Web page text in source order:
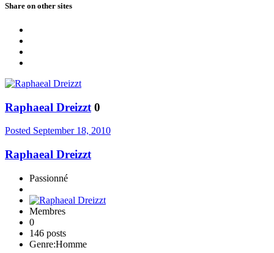
Share on other sites
Raphaeal Dreizzt 0
Posted September 18, 2010
Raphaeal Dreizzt
Passionné
Membres
0
146 posts
Genre:Homme